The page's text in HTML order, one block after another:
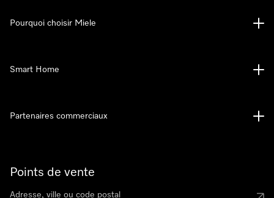
Points de vente
Pourquoi choisir Miele
Smart Home
Partenaires commerciaux